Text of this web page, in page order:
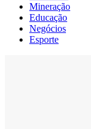
Mineração
Educação
Negócios
Esporte